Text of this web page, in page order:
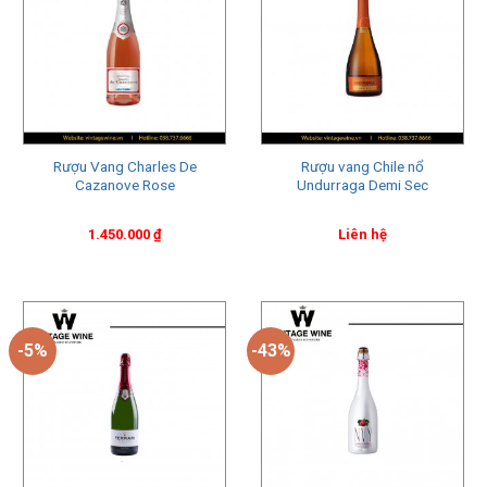
Đây chỉ là một số ví dụ, còn rất nhiều vùng sản xuất vang nổi
tiếng khác trên khắp thế giới.
Thưởng thức vang nổ đúng cách
Để thưởng thức một ly vang nổ (sparkling wine), bạn có thể
Rượu Vang Charles De
Cazanove Rose
1.450.000 ₫
Rượu vang Chile nổ
Undurraga Demi Sec
Liên hệ
-5% -43%